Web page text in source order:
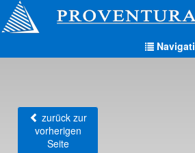
zurück zur
vorherigen
Seite